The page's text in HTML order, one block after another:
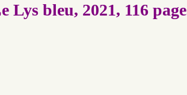
Lys bleu, 2021, 116